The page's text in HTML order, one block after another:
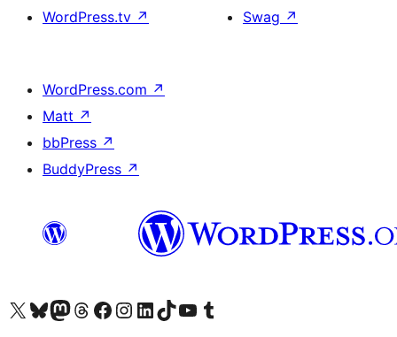
WordPress.tv ↗
Swag ↗
WordPress.com ↗
Matt ↗
bbPress ↗
BuddyPress ↗
Odwiedź nasze konto X (dawniej Twitter)
Odwiedź nasze konto Bluesky
Odwiedź nasze konto na Mastodoncie
Odwiedź naszego Threadsa
Odwiedź naszego Facebooka
Odwiedź nasze konto na Instagramie
Odwiedź nasze konto na LinkedIn
Odwiedź naszego TikToka
Odwiedź nasz kanał YouTube
Odwiedź naszego Tumblra